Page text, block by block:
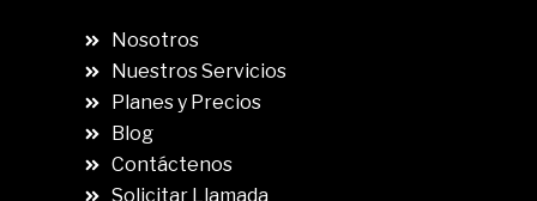
Nosotros
Nuestros Servicios
Planes y Precios
Blog
Contáctenos
Solicitar Llamada